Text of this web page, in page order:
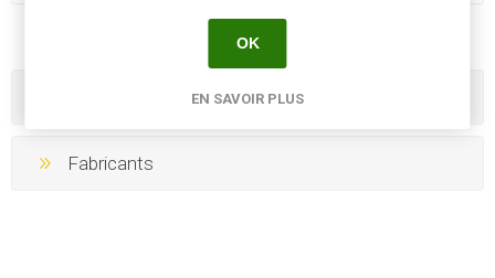
Fabricants
OK
EN SAVOIR PLUS